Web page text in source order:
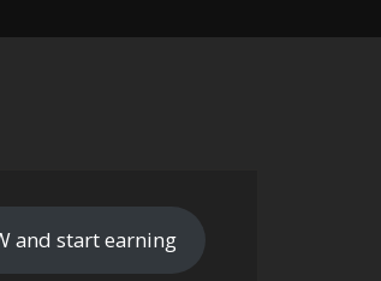
and start earning